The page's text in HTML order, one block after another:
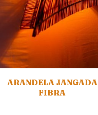
ARANDELA JANGADA
FIBRA